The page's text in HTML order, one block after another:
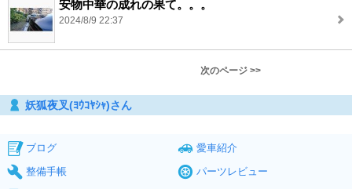
安物中華の成れの果て。。。
2024/8/9 22:37
次のページ >>
妖狐夜叉(ﾖｳｺﾔｼｬ)さん
ブログ
愛車紹介
整備手帳
パーツレビュー